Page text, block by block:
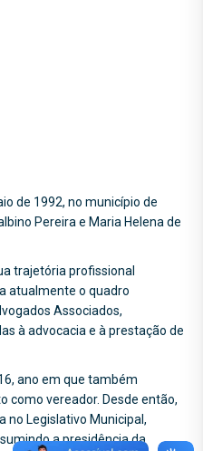
de 1992, no município de
Pereira e Maria Helena de
trajetória profissional
atualmente o quadro
Associados,
à advocacia e à prestação de
ano em que também
como vereador. Desde então,
no Legislativo Municipal,
a presidência da